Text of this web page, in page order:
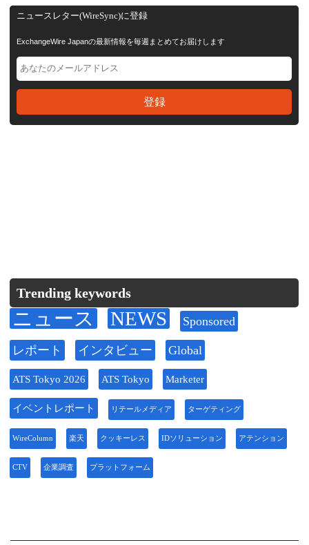
ニュースレター(WireSync)に登録
ExchangeWire Japanの最新情報を毎週まとめてお届けします
Trending keywords
ニュース NEWS Sponsored
レポート インタビュー Global
ATS Tokyo 2026 ATS Tokyo Marketer
イベントレポート リテールメディア ターゲティング
WireColumn 楽天 クッキーレス IDソリューション アテンション
CTV 企業調査 プラットフォーム